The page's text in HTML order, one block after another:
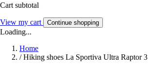
Cart subtotal
View my cart Continue shopping
Loading...
Home
/ Hiking shoes La Sportiva Ultra Raptor 3